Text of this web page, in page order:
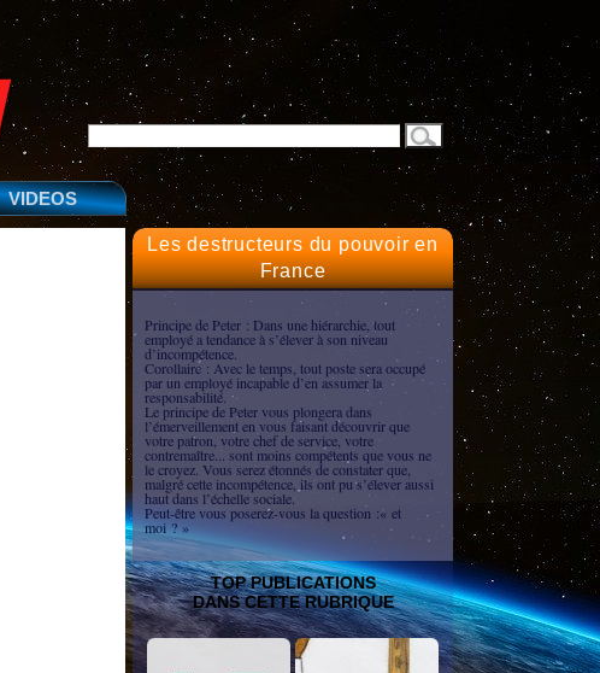
VIDEOS
Les destructeurs du pouvoir en
France
Principe de Peter : Dans une hiérarchie, tout
employé a tendance à s’élever à son niveau
d’incompétence.
Corollaire : Avec le temps, tout poste sera occupé
par un employé incapable d’en assumer la
responsabilité.
Le principe de Peter vous plongera dans
l’émerveillement en vous faisant découvrir que
votre patron, votre chef de service, votre
contremaître... sont moins compétents que vous ne
le croyez. Vous serez étonnés de constater que,
malgré cette incompétence, ils ont pu s’élever aussi
haut dans l’échelle sociale.
Peut-être vous poserez-vous la question :« et
moi ? »
TOP PUBLICATIONS
DANS CETTE RUBRIQUE